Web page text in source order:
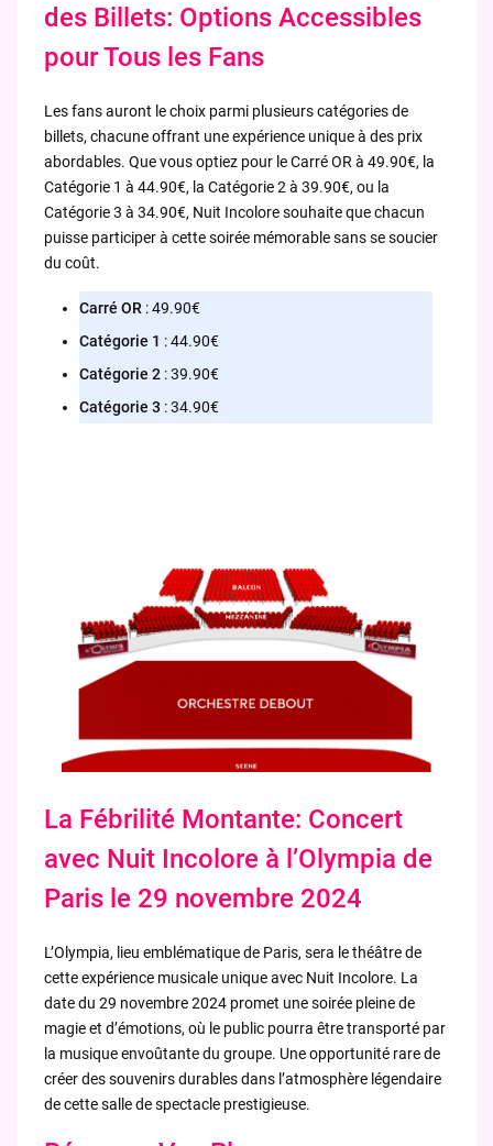
des Billets: Options Accessibles
pour Tous les Fans
Les fans auront le choix parmi plusieurs catégories de
billets, chacune offrant une expérience unique à des prix
abordables. Que vous optiez pour le Carré OR à 49.90€, la
Catégorie 1 à 44.90€, la Catégorie 2 à 39.90€, ou la
Catégorie 3 à 34.90€, Nuit Incolore souhaite que chacun
puisse participer à cette soirée mémorable sans se soucier
du coût.
Carré OR : 49.90€
Catégorie 1 : 44.90€
Catégorie 2 : 39.90€
Catégorie 3 : 34.90€
La Fébrilité Montante: Concert
avec Nuit Incolore à l’Olympia de
Paris le 29 novembre 2024
L’Olympia, lieu emblématique de Paris, sera le théâtre de
cette expérience musicale unique avec Nuit Incolore. La
date du 29 novembre 2024 promet une soirée pleine de
magie et d’émotions, où le public pourra être transporté par
la musique envoûtante du groupe. Une opportunité rare de
créer des souvenirs durables dans l’atmosphère légendaire
de cette salle de spectacle prestigieuse.